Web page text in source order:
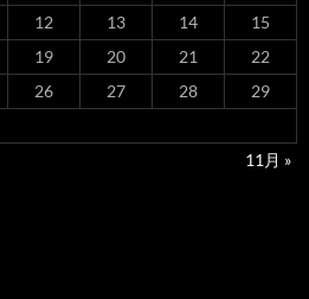
12 13 14
15
19 20 21
22
26 27 28
29
11月 »